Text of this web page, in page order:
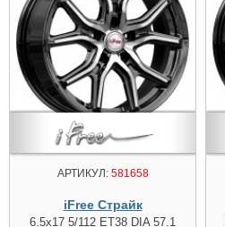
АРТИКУЛ:581658
iFree Страйк
6.5x17 5/112 ET38 DIA 57.1